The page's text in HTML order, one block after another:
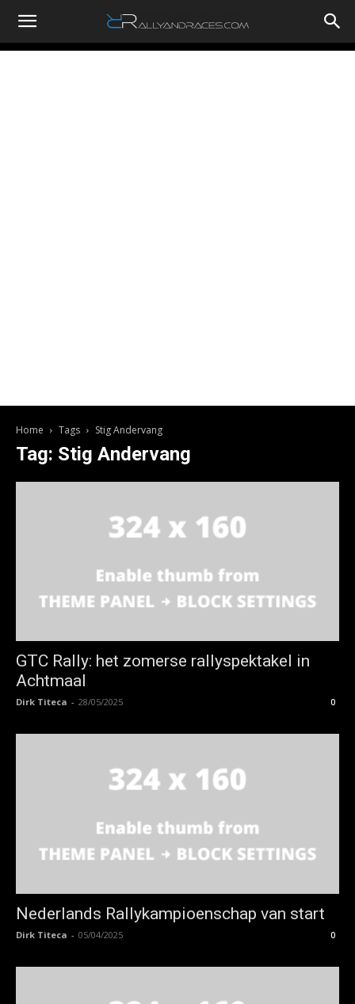
RallyandRaces.com
Home Tags Stig Andervang
Tag: Stig Andervang
GTC Rally: het zomerse rallyspektakel in
Achtmaal
Dirk Titeca - 28/05/2025 0
Nederlands Rallykampioenschap van start
Dirk Titeca - 05/04/2025 0